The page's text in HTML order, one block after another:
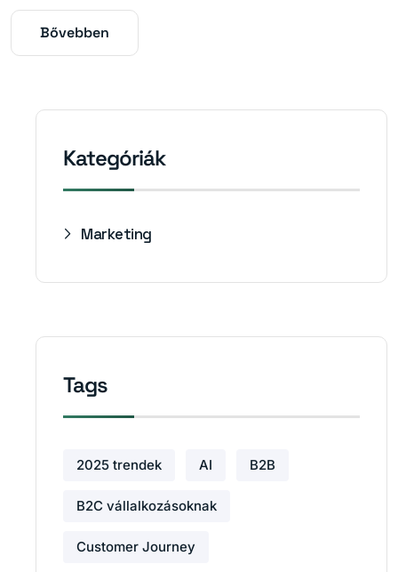
Bővebben
Kategóriák
Marketing
Tags
2025 trendek AI B2B
B2C vállalkozásoknak
Customer Journey